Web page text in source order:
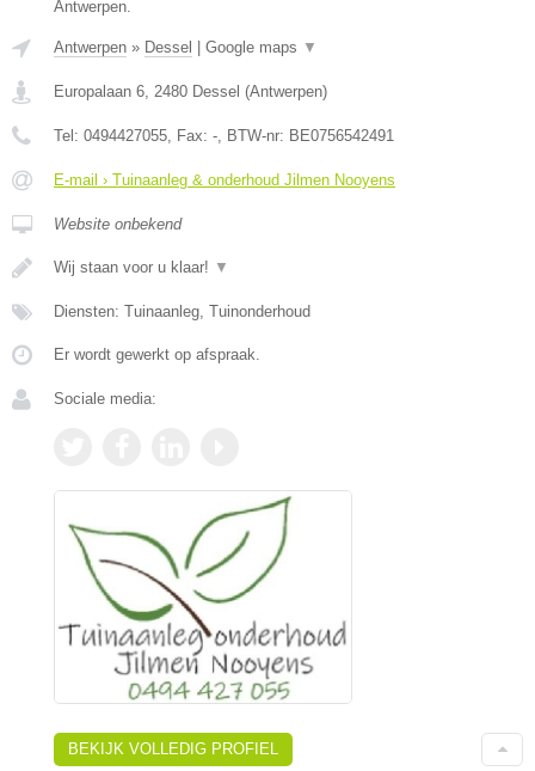
Antwerpen.
Antwerpen » Dessel | Google maps ▼
Europalaan 6 2480 Dessel (Antwerpen)
Tel: 0494427055 , Fax: - , BTW-nr: BE0756542491
E-mail › Tuinaanleg & onderhoud Jilmen Nooyens
Website onbekend
Wij staan voor u klaar! ▼
Diensten: Tuinaanleg, Tuinonderhoud
Er wordt gewerkt op afspraak.
Sociale media:
BEKIJK VOLLEDIG PROFIEL